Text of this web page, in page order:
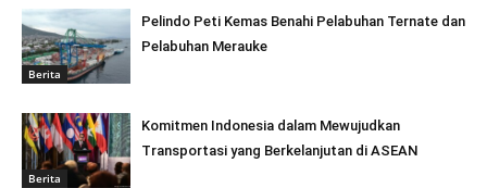
Berita
Pelindo Peti Kemas Benahi Pelabuhan Ternate dan
Pelabuhan Merauke
Berita
Komitmen Indonesia dalam Mewujudkan
Transportasi yang Berkelanjutan di ASEAN